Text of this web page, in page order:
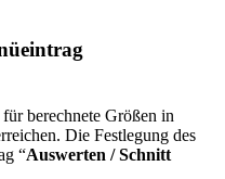
berechnete Größen in
Die Festlegung des
“Auswerten / Schnitt